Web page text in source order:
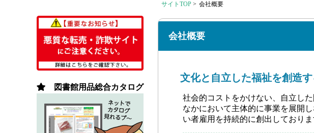
サイトTOP > 会社概要
会社概要
文化と自立した福祉を創造す
社会的コストをかけない、自立し
なかにおいて主体的に事業を展開
い者雇用を持続的に創出しておりま